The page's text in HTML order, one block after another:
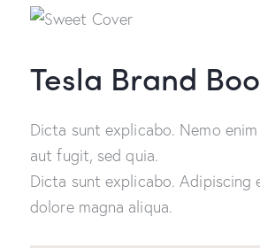
Tesla Brand
Dicta sunt explicabo. Nemo
aut fugit, sed quia.
Dicta sunt explicabo.
dolore magna aliqua.